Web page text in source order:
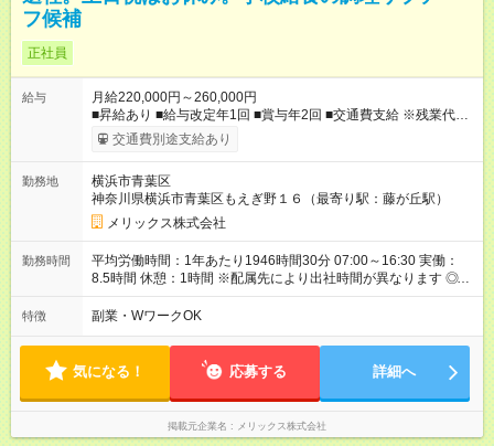
フ候補
正社員
給与
月給220,000円～260,000円
■昇給あり ■給与改定年1回 ■賞与年2回 ■交通費支給 ※残業代は
別途支給 ※試用期間3カ月あり/試用期間中の待遇に変更はござい
ません。 【試用期間】試用期間あり 試用期間の長さ：3ヶ月 雇
交通費別途支給あり
勤務地
横浜市青葉区
神奈川県横浜市青葉区もえぎ野１６（最寄り駅：藤が丘駅）
メリックス株式会社
勤務時間
平均労働時間：1年あたり1946時間30分 07:00～16:30 実働：
8.5時間 休憩：1時間 ※配属先により出社時間が異なります ◎基
本は定時退社となります！夜遅くまでの残業はありません。 残
業が少なく、プライベート時間も充実出来ます。 オンオフがつ
す。 平均労働時間：1年あたり1946時間30分 07:00～16:30 実
働：8.5時間 休憩：1時間 ※配属先により出社時間が異なります
◎基本は定時退社となります！夜遅くまでの残業はありません。
残業が少なく、プライベート時間も充実出来ます。 オンオフが
つきやすく自分時間を楽しめ、家族時間も大切にできる環境で
す。
特徴 副業・WワークOK
気になる！ 応募する 詳細へ
掲載元企業名 メリックス株式会社